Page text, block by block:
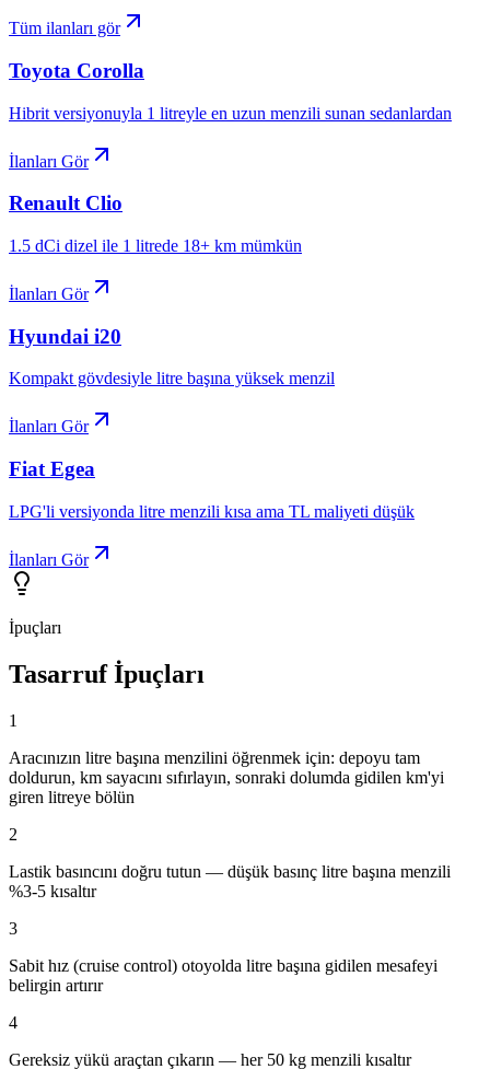
Tüm ilanları gör
Toyota Corolla
Hibrit versiyonuyla 1 litreyle en uzun menzili sunan sedanlardan
İlanları Gör
Renault Clio
1.5 dCi dizel ile 1 litrede 18+ km mümkün
İlanları Gör
Hyundai i20
Kompakt gövdesiyle litre başına yüksek menzil
İlanları Gör
Fiat Egea
LPG'li versiyonda litre menzili kısa ama TL maliyeti düşük
İlanları Gör
İpuçları
Tasarruf İpuçları
1
Aracınızın litre başına menzilini öğrenmek için: depoyu tam
doldurun, km sayacını sıfırlayın, sonraki dolumda gidilen km'yi
giren litreye bölün
2
Lastik basıncını doğru tutun — düşük basınç litre başına menzili
%3-5 kısaltır
3
Sabit hız (cruise control) otoyolda litre başına gidilen mesafeyi
belirgin artırır
4
Gereksiz yükü araçtan çıkarın — her 50 kg menzili kısaltır